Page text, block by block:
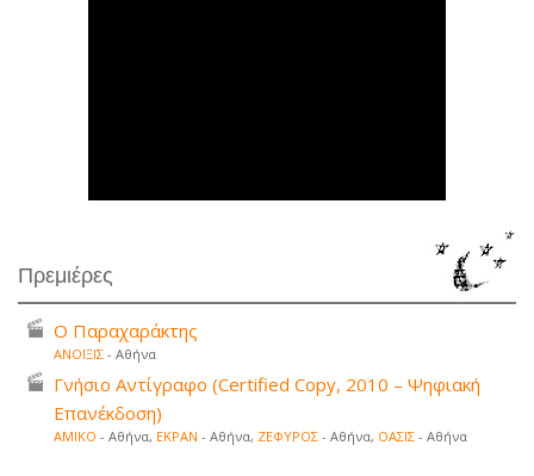
Πρεμιέρες
Ο Παραχαράκτης
ΑΝΟΙΞΙΣ - Αθήνα
Γνήσιο Αντίγραφο (Certified Copy, 2010 – Ψηφιακή
Επανέκδοση)
ΑΜΙΚΟ - Αθήνα, ΕΚΡΑΝ - Αθήνα, ΖΕΦΥΡΟΣ - Αθήνα, ΟΑΣΙΣ - Αθήνα